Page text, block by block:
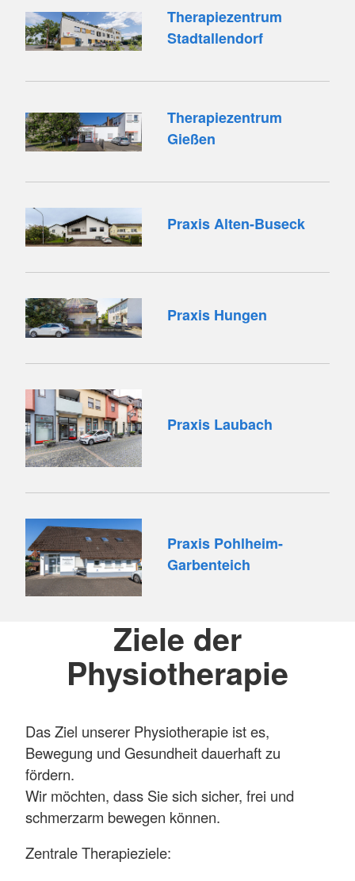
Therapiezentrum
Stadtallendorf
Therapiezentrum
Gießen
Praxis Alten-Buseck
Praxis Hungen
Praxis Laubach
Praxis Pohlheim-
Garbenteich
Ziele der
Physiotherapie
Das Ziel unserer Physiotherapie ist es,
Bewegung und Gesundheit dauerhaft zu
fördern.
Wir möchten, dass Sie sich sicher, frei und
schmerzarm bewegen können.
Zentrale Therapieziele: